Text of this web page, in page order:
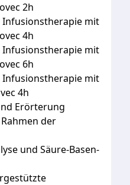
2h
Infusionstherapie mit
4h
Infusionstherapie mit
6h
Infusionstherapie mit
4h
Erörterung
der
und Säure-Basen-